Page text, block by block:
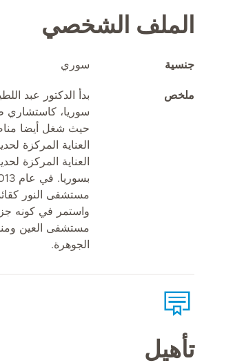
الملف الشخصي
جنسية سوري
ملخص
سوريا،
حيث شغل أيضا
العناية المركزة
العناية المركزة
مستشفى النور
واستمر في كونه
الجوهرة.
تأهيل